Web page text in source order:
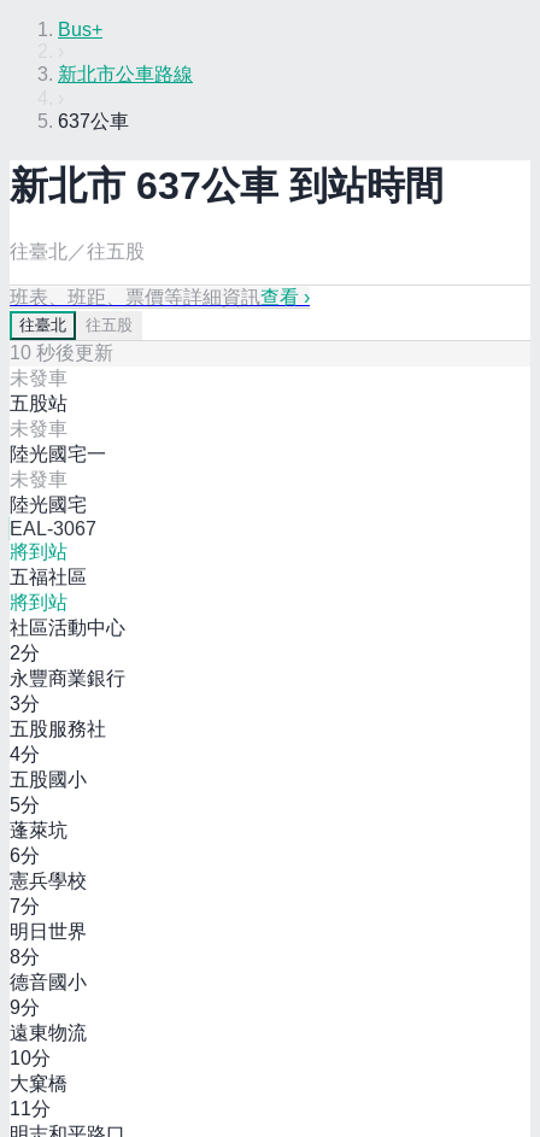
Bus+
新北市公車路線
637公車
新北市 637公車 到站時間
往臺北／往五股
班表、班距、票價等詳細資訊查看 ›
往臺北 往五股
10 秒後更新
未發車
五股站
未發車
陸光國宅一
未發車
陸光國宅
EAL-3067
將到站
五福社區
將到站
社區活動中心
2分
永豐商業銀行
3分
五股服務社
4分
五股國小
5分
蓬萊坑
6分
憲兵學校
7分
明日世界
8分
德音國小
9分
遠東物流
10分
大窠橋
11分